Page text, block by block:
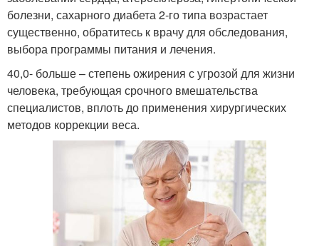
болезни, сахарного диабета 2-го типа возрастает
существенно, обратитесь к врачу для обследования,
выбора программы питания и лечения.
40,0- больше – степень ожирения с угрозой для жизни
человека, требующая срочного вмешательства
специалистов, вплоть до применения хирургических
методов коррекции веса.